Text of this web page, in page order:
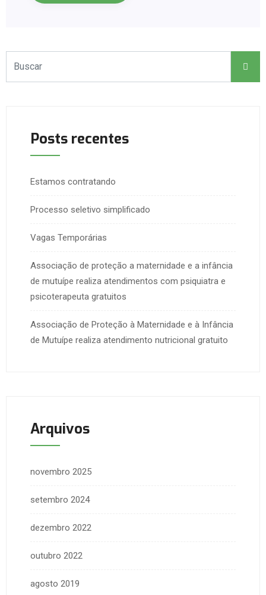
Posts recentes
Estamos contratando
Processo seletivo simplificado
Vagas Temporárias
Associação de proteção a maternidade e a infância
de mutuípe realiza atendimentos com psiquiatra e
psicoterapeuta gratuitos
Associação de Proteção à Maternidade e à Infância
de Mutuípe realiza atendimento nutricional gratuito
Arquivos
novembro 2025
setembro 2024
dezembro 2022
outubro 2022
agosto 2019